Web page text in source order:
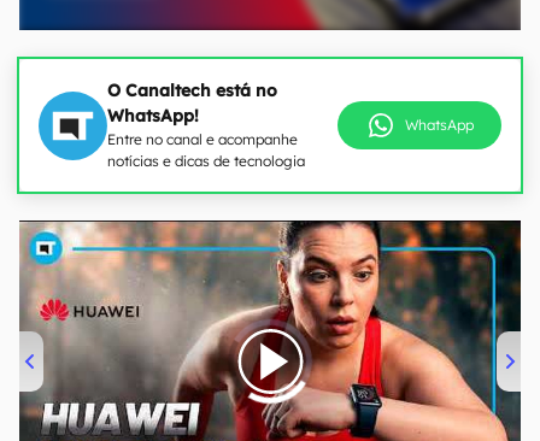
O Canaltech está no
WhatsApp!
Entre no canal e acompanhe
notícias e dicas de tecnologia
WhatsApp